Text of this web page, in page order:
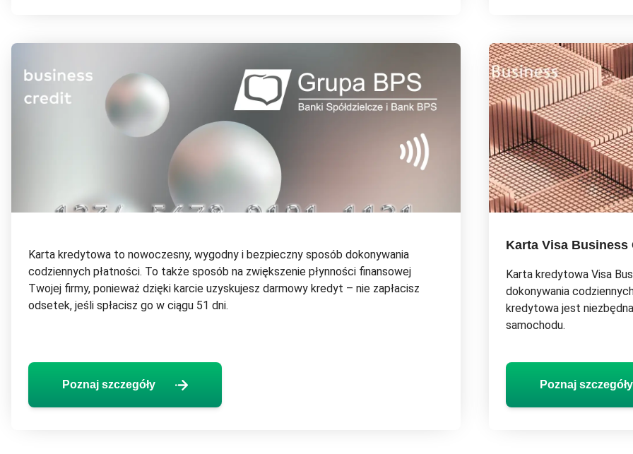
Karta kredytowa to nowoczesny, wygodny i bezpieczny sposób dokonywania
codziennych płatności. To także sposób na zwiększenie płynności finansowej
Twojej firmy, ponieważ dzięki karcie uzyskujesz darmowy kredyt – nie zapłacisz
odsetek, jeśli spłacisz go w ciągu 51 dni.
Poznaj szczegóły
Karta Visa Business
Karta kredytowa Visa
dokonywania
kredytowa jest
samochodu.
Poznaj szczegóły